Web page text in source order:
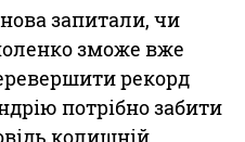
запитали, чи
зможе вже
рекорд
потрібно забити
колишній